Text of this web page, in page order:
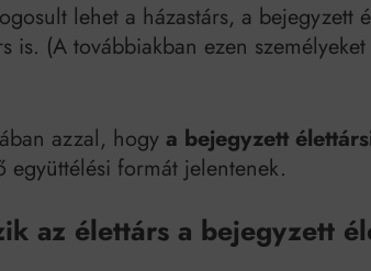
lehet a házastárs, a bejegyzett
is. (A továbbiakban ezen
azzal, hogy a bejegyzett
együttélési formát jelentenek.
az élettárs a bejegyzett